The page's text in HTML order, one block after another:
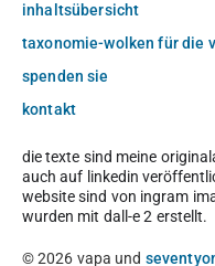
inhaltsübersicht
taxonomie-wolken für die
spenden sie
kontakt
© 2026 vapa und
die texte sind meine
auch auf linkedin
website sind von ingram
wurden mit dall-e 2 erstellt.